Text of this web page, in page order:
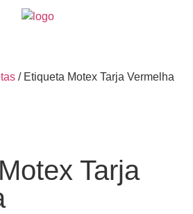
/ Etiqueta Motex Tarja Vermelha
Tarja